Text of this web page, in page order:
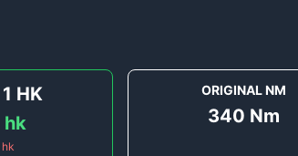
HK
hk
hk
ORIGINAL NM
340 Nm